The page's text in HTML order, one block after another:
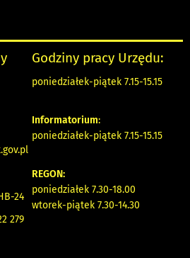
24
279
Godziny pracy Urzędu:
poniedziałek-piątek 7.15-15.15
Informatorium:
poniedziałek-piątek 7.15-15.15
REGON:
poniedziałek 7.30-18.00
wtorek-piątek 7.30-14.30